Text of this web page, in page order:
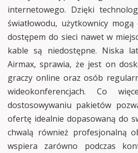
internetowego. Dzięki
światłowodu, użytkownicy
dostępem do sieci nawet w
kable są niedostępne. Niska
Airmax, sprawia, że jest on
graczy online oraz osób
wideokonferencjach. Co
dostosowywaniu pakietów
ofertę idealnie dopasowaną do
chwalą również profesjonalną
wspiera zarówno podczas